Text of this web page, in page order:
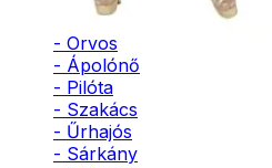
- Varázsló
- Orvos
- Ápolónő
- Pilóta
- Szakács
- Űrhajós
- Sárkány